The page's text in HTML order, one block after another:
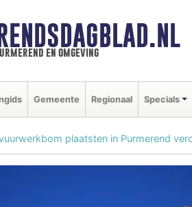
en omgeving
Gemeente Regionaal Specials
plaatsten in Purmerend